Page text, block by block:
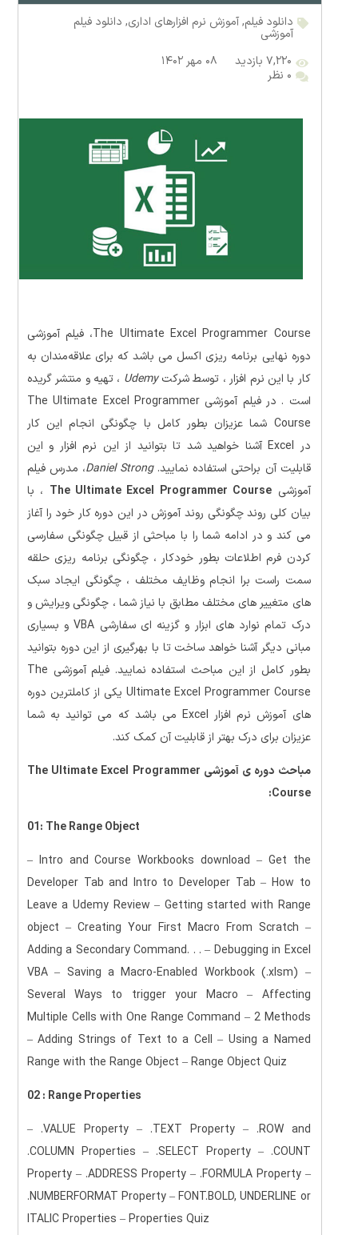
دانلود فیلم,آموزش نرم افزارهای اداری, دانلود فیلم
آموزشی
۷,۲۲۰ بازدید
۰۸ مهر ۱۴۰۲
۰ نظر
The Ultimate Excel Programmer Course، فیلم آموزشی
دوره نهایی برنامه ریزی اکسل می باشد که برای علاقه‌مندان به
کار با این نرم افزار ، توسط شرکتUdemy ، تهیه و منتشر گریده
است . در فیلم آموزشی The Ultimate Excel Programmer
Course شما عزیزان بطور کامل با چگونگی انجام این کار
در Excel آشنا خواهید شد تا بتوانید از این نرم افزار و این
قابلیت آن براحتی استفاده نمایید.Daniel Strong، مدرس فیلم
آموزشی The Ultimate Excel Programmer Course ، با
بیان کلی روند چگونگی روند آموزش در این دوره کار خود را آغاز
می کند و در ادامه شما را با مباحثی از قبیل چگونگی سفارسی
کردن فرم اطلاعات بطور خودکار ، چگونگی برنامه ریزی حلقه
سمت راست برا انجام وظایف مختلف ، چگونگی ایجاد سبک
های متغییر های مختلف مطابق با نیاز شما ، چگونگی ویرایش و
درک تمام نوارد های ابزار و گزینه ای سفارشی VBA و بسیاری
مبانی دیگر آشنا خواهد ساخت تا با بهرگیری از این دوره بتوانید
بطور کامل از این مباحث استفاده نمایید. فیلم آموزشی The
Ultimate Excel Programmer Course یکی از کاملترین دوره
های آموزش نرم افزار Excel می باشد که می توانید به شما
عزیزان برای درک بهتر از قابلیت آن کمک کند.
مباحث دوره ی آموزشی The Ultimate Excel Programmer
Course:
01: The Range Object
– Intro and Course Workbooks download – Get the
Developer Tab and Intro to Developer Tab – How to
Leave a Udemy Review – Getting started with Range
object – Creating Your First Macro From Scratch –
Adding a Secondary Command. . . – Debugging in Excel
VBA – Saving a Macro-Enabled Workbook (.xlsm) –
Several Ways to trigger your Macro – Affecting
Multiple Cells with One Range Command – 2 Methods
– Adding Strings of Text to a Cell – Using a Named
Range with the Range Object – Range Object Quiz
02 : Range Properties
– .VALUE Property – .TEXT Property – .ROW and
.COLUMN Properties – .SELECT Property – .COUNT
Property – .ADDRESS Property – .FORMULA Property –
.NUMBERFORMAT Property – FONT.BOLD, UNDERLINE or
ITALIC Properties – Properties Quiz